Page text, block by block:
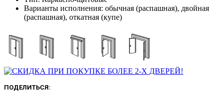
Варианты исполнения: обычная (распашная), двойная
(распашная), откатная (купе)
ПОДЕЛИТЬСЯ: